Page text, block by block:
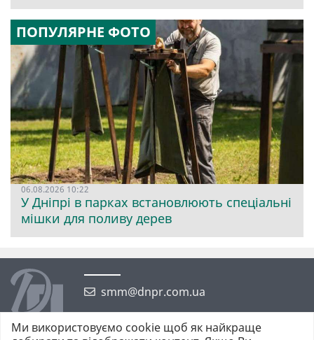
ПОПУЛЯРНЕ ФОТО
06.08.2026 10:22
У Дніпрі в парках встановлюють спеціальні
мішки для поливу дерев
smm@dnpr.com.ua
Ми використовуємо cookie щоб як найкраще